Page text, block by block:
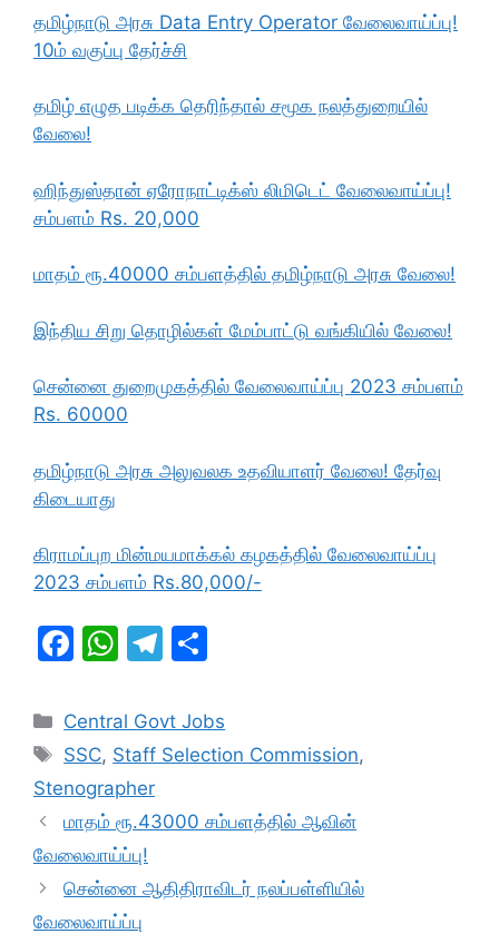
தமிழ்நாடு அரசு Data Entry Operator வேலைவாய்ப்பு!
10ம் வகுப்பு தேர்ச்சி
தமிழ் எழுத படிக்க தெரிந்தால் சமூக நலத்துறையில்
வேலை!
ஹிந்துஸ்தான் ஏரோநாட்டிக்ஸ் லிமிடெட் வேலைவாய்ப்பு!
சம்பளம் Rs. 20,000
மாதம் ரூ.40000 சம்பளத்தில் தமிழ்நாடு அரசு வேலை!
இந்திய சிறு தொழில்கள் மேம்பாட்டு வங்கியில் வேலை!
சென்னை துறைமுகத்தில் வேலைவாய்ப்பு 2023 சம்பளம்
Rs. 60000
தமிழ்நாடு அரசு அலுவலக உதவியாளர் வேலை! தேர்வு
கிடையாது
கிராமப்புற மின்மயமாக்கல் கழகத்தில் வேலைவாய்ப்பு
2023 சம்பளம் Rs.80,000/-
F
c
e
b
o
o
k
W
at
s
A
p
p
T
e
gr
m
ar
e
Categories
Central Govt Jobs
Tags
SSC, Staff Selection Commission,
Stenographer
மாதம் ரூ.43000 சம்பளத்தில் ஆவின்
வேலைவாய்ப்பு!
சென்னை ஆதிதிராவிடர் நலப்பள்ளியில்
வேலைவாய்ப்பு